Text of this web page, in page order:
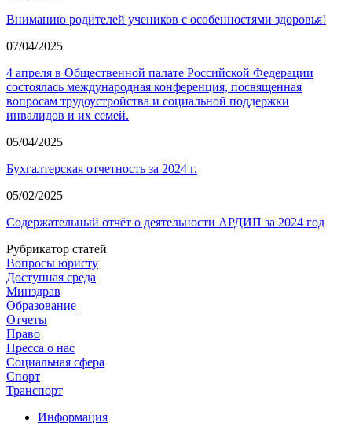
Вниманию родителей учеников с особенностями здоровья!
07/04/2025
4 апреля в Общественной палате Российской Федерации
состоялась международная конференция, посвященная
вопросам трудоустройства и социальной поддержки
инвалидов и их семей.
05/04/2025
Бухгалтерская отчетность за 2024 г.
05/02/2025
Содержательный отчёт о деятельности АРДИП за 2024 год
Рубрикатор статей
Вопросы юристу
Доступная среда
Минздрав
Образование
Отчеты
Право
Пресса о нас
Социальная сфера
Спорт
Транспорт
Информация